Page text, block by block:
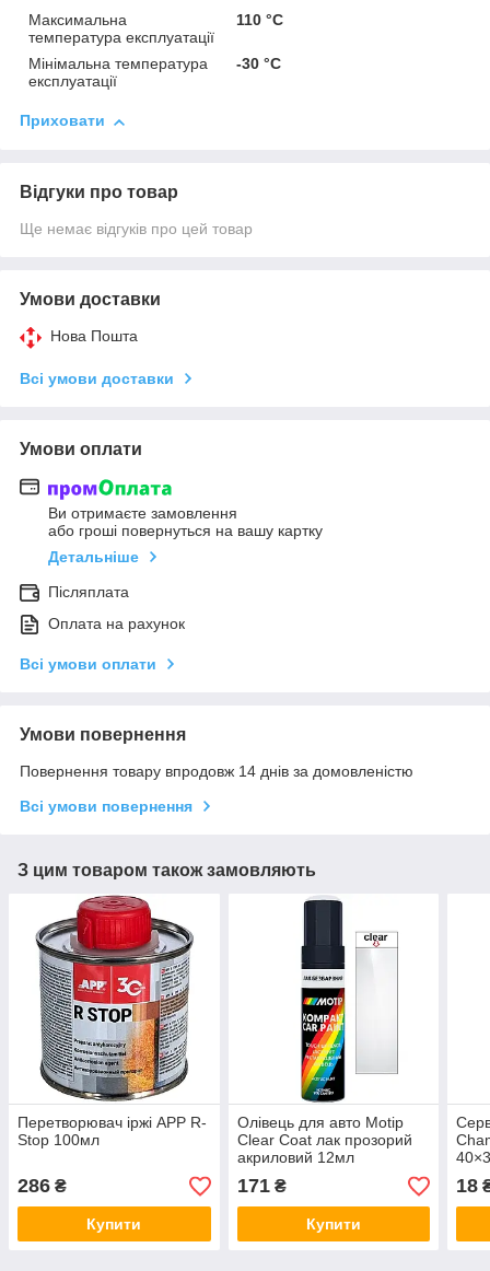
Максимальна
температура експлуатації
110 °С
Мінімальна температура
експлуатації
-30 °С
Приховати
Відгуки про товар
Ще немає відгуків про цей товар
Умови доставки
Нова Пошта
Всі умови доставки
Умови оплати
Ви отримаєте замовлення
або гроші повернуться на вашу картку
Детальніше
Післяплата
Оплата на рахунок
Всі умови оплати
Умови повернення
Повернення товару впродовж 14 днів за домовленістю
Всі умови повернення
З цим товаром також замовляють
Перетворювач іржі APP R-
Stop 100мл
286 ₴
Купити
Олівець для авто Motip
Clear Coat лак прозорий
акриловий 12мл
171₴
Купити
18